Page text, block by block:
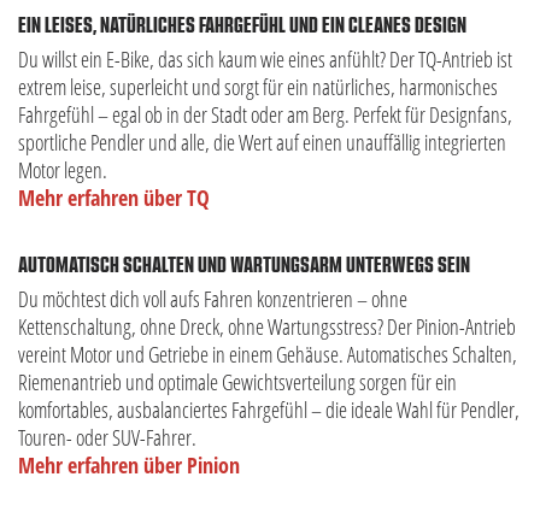
EIN LEISES, NATÜRLICHES FAHRGEFÜHL UND EIN CLEANES DESIGN
Du willst ein E-Bike, das sich kaum wie eines anfühlt? Der TQ-Antrieb ist
extrem leise, superleicht und sorgt für ein natürliches, harmonisches
Fahrgefühl – egal ob in der Stadt oder am Berg. Perfekt für Designfans,
sportliche Pendler und alle, die Wert auf einen unauffällig integrierten
Motor legen.
Mehr erfahren über TQ
AUTOMATISCH SCHALTEN UND WARTUNGSARM UNTERWEGS SEIN
Du möchtest dich voll aufs Fahren konzentrieren – ohne
Kettenschaltung, ohne Dreck, ohne Wartungsstress? Der Pinion-Antrieb
vereint Motor und Getriebe in einem Gehäuse. Automatisches Schalten,
Riemenantrieb und optimale Gewichtsverteilung sorgen für ein
komfortables, ausbalanciertes Fahrgefühl – die ideale Wahl für Pendler,
Touren- oder SUV-Fahrer.
Mehr erfahren über Pinion